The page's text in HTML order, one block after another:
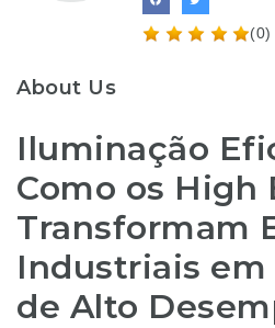
(0)
About Us
Iluminação
Como os High
Transformam
Industriais
de Alto